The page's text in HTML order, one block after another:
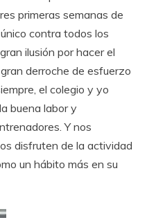
primeras semanas de
contra todos los
ilusión por hacer el
derroche de esfuerzo
el colegio y yo
buena labor y
Y nos
disfruten de la actividad
un hábito más en su